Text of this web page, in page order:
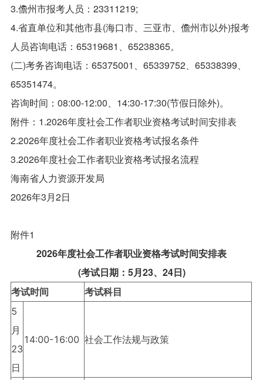
3.儋州市报考人员：23311219;
4.省直单位和其他市县(海口市、三亚市、儋州市以外)报考
人员咨询电话：65319681、65238365。
(二)考务咨询电话：65375001、65339752、65338399、
65351474。
咨询时间：08:00-12:00、14:30-17:30(节假日除外)。
附件：1.2026年度社会工作者职业资格考试时间安排表
2.2026年度社会工作者职业资格考试报名条件
3.2026年度社会工作者职业资格考试报名流程
海南省人力资源开发局
2026年3月2日
附件1
2026年度社会工作者职业资格考试时间安排表
(考试日期：5月23、24日)
考试时间
考试科目
5
月
23
日
14:00-16:00 社会工作法规与政策